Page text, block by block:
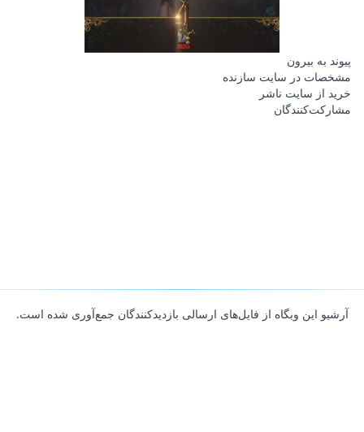
پیوند به بیرون
مشخصات در سایت سازنده
خرید از سایت ناشر
مشارکت‌کنندگان
آرشیو این وبگاه از فایل‌های ارسالی بازدیدکنندگان جمع‌آوری شده است.